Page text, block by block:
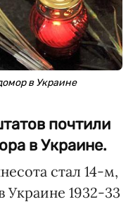
в Украине
почтили
в Украине.
стал 14-м,
1932-33